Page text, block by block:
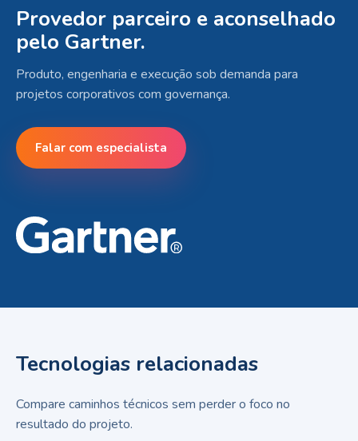
Provedor parceiro e aconselhado
pelo Gartner.
Produto, engenharia e execução sob demanda para
projetos corporativos com governança.
Falar com especialista
Tecnologias relacionadas
Compare caminhos técnicos sem perder o foco no
resultado do projeto.